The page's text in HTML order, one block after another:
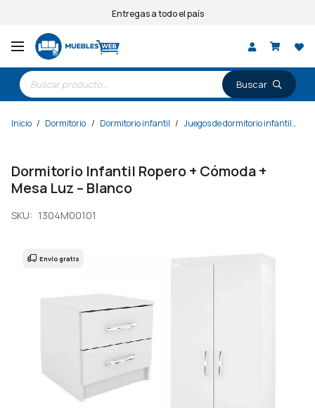
Entregas a todo el país
Búsqueda
de
productos
Inicio / Dormitorio / Dormitorio infantil / Juegos de dormitorio infantil
Dormitorio Infantil Ropero + Cómoda +
Mesa Luz – Blanco
SKU: 1304M00101
Envío gratis